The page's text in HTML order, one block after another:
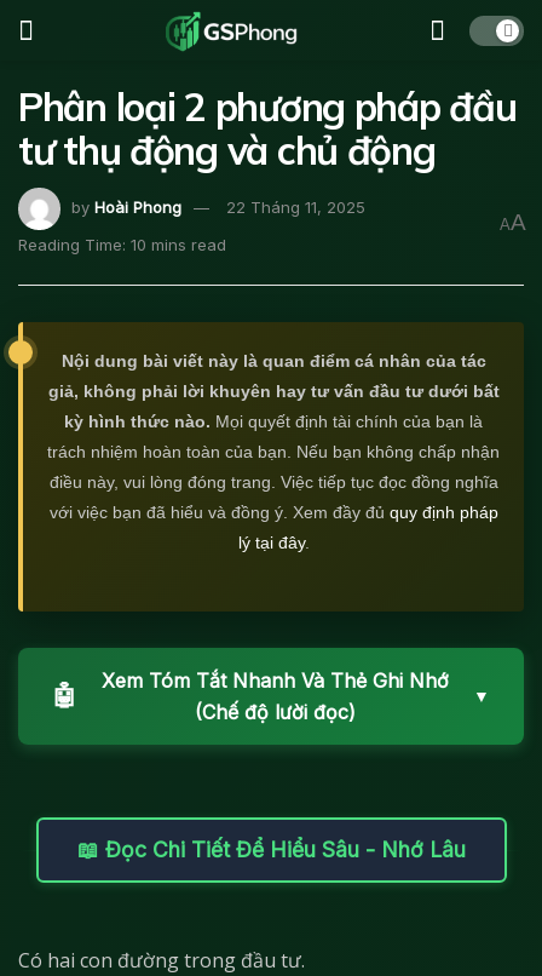
Phân loại 2 phương pháp đầu
tư thụ động và chủ động
by Hoài Phong
22 Tháng 11, 2025
Reading Time: 10 mins read
AA
Nội dung bài viết này là quan điểm cá nhân của tác
giả, không phải lời khuyên hay tư vấn đầu tư dưới bất
kỳ hình thức nào. Mọi quyết định tài chính của bạn là
trách nhiệm hoàn toàn của bạn. Nếu bạn không chấp nhận
điều này, vui lòng đóng trang. Việc tiếp tục đọc đồng nghĩa
với việc bạn đã hiểu và đồng ý. Xem đầy đủ quy định pháp
lý tại đây.
🤖
Xem Tóm Tắt Nhanh Và Thẻ Ghi Nhớ
(Chế độ lười đọc)
▼
📖 Đọc Chi Tiết Để Hiểu Sâu - Nhớ Lâu
Có hai con đường trong đầu tư.